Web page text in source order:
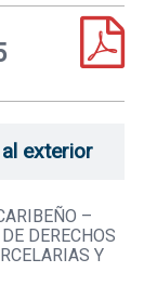
exterior
–
DERECHOS
Y